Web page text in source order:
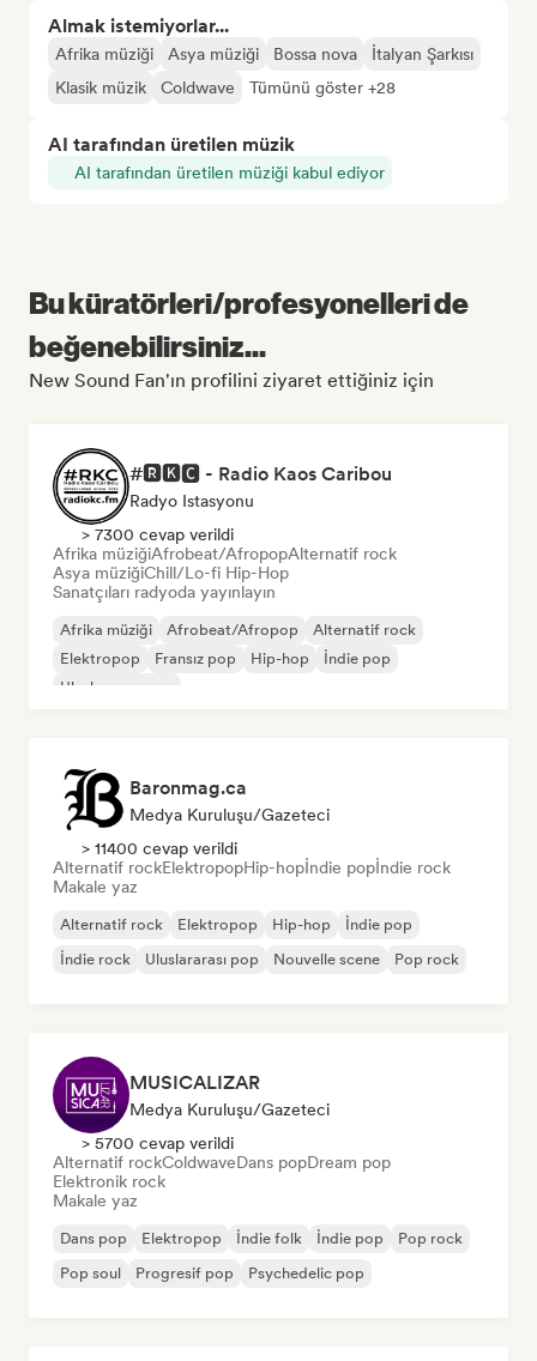
Almak istemiyorlar...
Afrika müziği Asya müziği Bossa nova
İtalyan Şarkısı
Klasik müzik
Coldwave Tümünü göster +28
AI tarafından üretilen müzik
AI tarafından üretilen müziği kabul ediyor
Bu küratörleri/profesyonelleri de
beğenebilirsiniz...
New Sound Fan'ın profilini ziyaret ettiğiniz için
#🆁🅺🅲 - Radio Kaos Caribou
Radyo Istasyonu
> 7300 cevap verildi
Afrika müziğiAfrobeat/AfropopAlternatif rock
Asya müziğiChill/Lo-fi Hip-Hop
Sanatçıları radyoda yayınlayın
Afrika müziği Afrobeat/Afropop
Alternatif rock
Elektropop
Fransız pop Hip-hop
İndie pop
Uluslararası pop
Baronmag.ca
Medya Kuruluşu/Gazeteci
> 11400 cevap verildi
Alternatif rockElektropopHip-hopİndie popİndie rock
Makale yaz
Alternatif rock Elektropop Hip-hop
İndie pop
İndie rock
Uluslararası pop Nouvelle scene Pop rock
MUSICALIZAR
Medya Kuruluşu/Gazeteci
> 5700 cevap verildi
Alternatif rockColdwaveDans popDream pop
Elektronik rock
Makale yaz
Dans pop Elektropop İndie folk İndie pop
Pop rock
Pop soul
Progresif pop Psychedelic pop